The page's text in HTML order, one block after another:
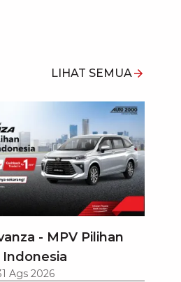
LIHAT SEMUA
- MPV Pilihan
Ags 2026